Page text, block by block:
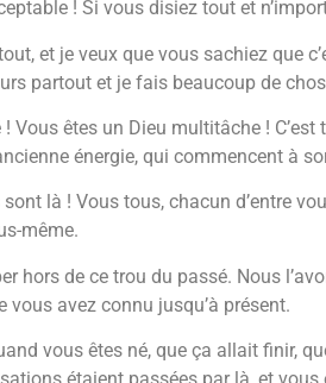
! Si vous disiez tout et
et je veux que vous sachiez que
partout et je fais beaucoup de
Vous êtes un Dieu multitâche !
énergie, qui commencent à
là ! Vous tous, chacun d’entre
même.
hors de ce trou du passé. Nous
vous avez connu jusqu’à présent.
vous êtes né, que ça allait finir,